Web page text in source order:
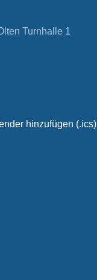
Turnhalle 1
hinzufügen (.ics)